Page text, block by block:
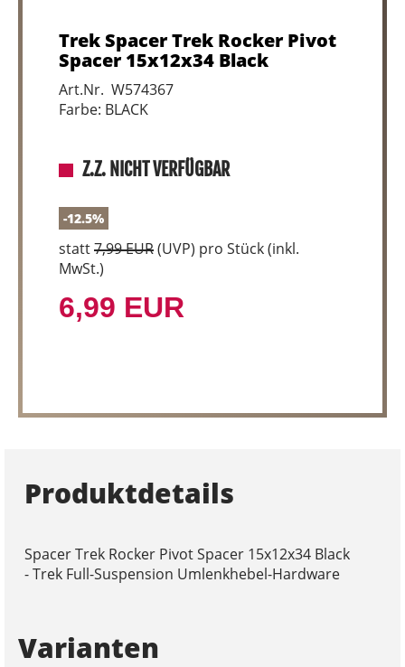
Trek Spacer Trek Rocker Pivot
Spacer 15x12x34 Black
Art.Nr. W574367
Farbe: BLACK
Z.Z. NICHT VERFÜGBAR
-12.5%
statt7,99 EUR(UVP) pro Stück (inkl.
MwSt.)
6,99 EUR
Produktdetails
Spacer Trek Rocker Pivot Spacer 15x12x34 Black
- Trek Full-Suspension Umlenkhebel-Hardware
Varianten